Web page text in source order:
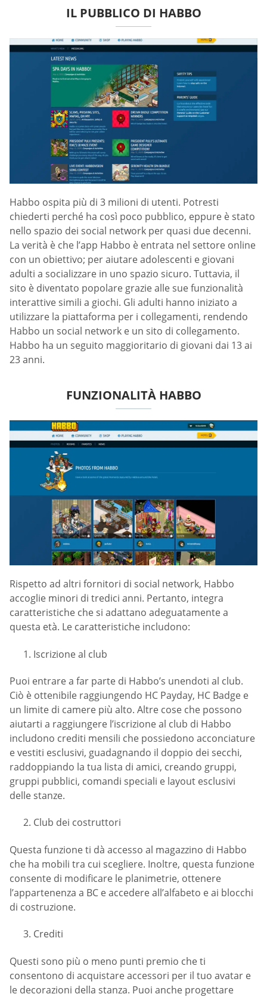
IL PUBBLICO DI HABBO
Habbo ospita più di 3 milioni di utenti. Potresti
chiederti perché ha così poco pubblico, eppure è stato
nello spazio dei social network per quasi due decenni.
La verità è che l’app Habbo è entrata nel settore online
con un obiettivo; per aiutare adolescenti e giovani
adulti a socializzare in uno spazio sicuro. Tuttavia, il
sito è diventato popolare grazie alle sue funzionalità
interattive simili a giochi. Gli adulti hanno iniziato a
utilizzare la piattaforma per i collegamenti, rendendo
Habbo un social network e un sito di collegamento.
Habbo ha un seguito maggioritario di giovani dai 13 ai
23 anni.
FUNZIONALITÀ HABBO
Rispetto ad altri fornitori di social network, Habbo
accoglie minori di tredici anni. Pertanto, integra
caratteristiche che si adattano adeguatamente a
questa età. Le caratteristiche includono:
Iscrizione al club
Puoi entrare a far parte di Habbo’s unendoti al club.
Ciò è ottenibile raggiungendo HC Payday, HC Badge e
un limite di camere più alto. Altre cose che possono
aiutarti a raggiungere l’iscrizione al club di Habbo
includono crediti mensili che possiedono acconciature
e vestiti esclusivi, guadagnando il doppio dei secchi,
raddoppiando la tua lista di amici, creando gruppi,
gruppi pubblici, comandi speciali e layout esclusivi
delle stanze.
Club dei costruttori
Questa funzione ti dà accesso al magazzino di Habbo
che ha mobili tra cui scegliere. Inoltre, questa funzione
consente di modificare le planimetrie, ottenere
l’appartenenza a BC e accedere all’alfabeto e ai blocchi
di costruzione.
Crediti
Questi sono più o meno punti premio che ti
consentono di acquistare accessori per il tuo avatar e
le decorazioni della stanza. Puoi anche progettare